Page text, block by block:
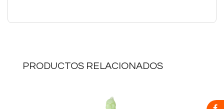
PRODUCTOS RELACIONADOS